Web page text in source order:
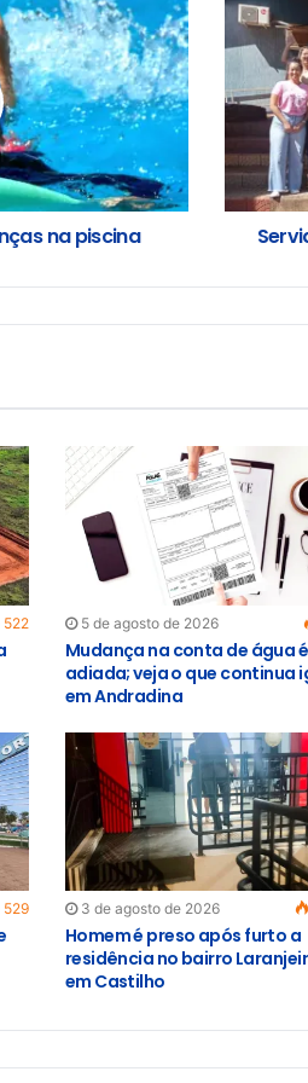
na piscina
522 5 de agosto de 2026
Mudança na conta de água é
adiada; veja o que continua
em Andradina
529 3 de agosto de 2026
Homem é preso após furto a
residência no bairro
em Castilho